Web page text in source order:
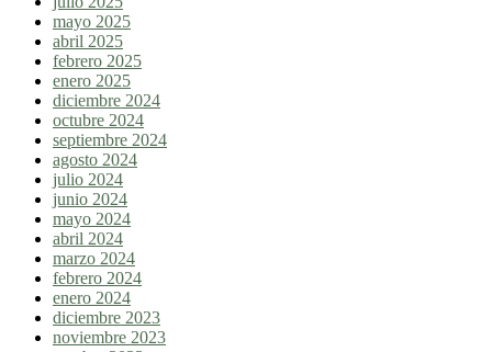
mayo 2025
abril 2025
febrero 2025
enero 2025
diciembre 2024
octubre 2024
septiembre 2024
agosto 2024
julio 2024
junio 2024
mayo 2024
abril 2024
marzo 2024
febrero 2024
enero 2024
diciembre 2023
noviembre 2023